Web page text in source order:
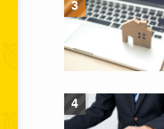
3
4